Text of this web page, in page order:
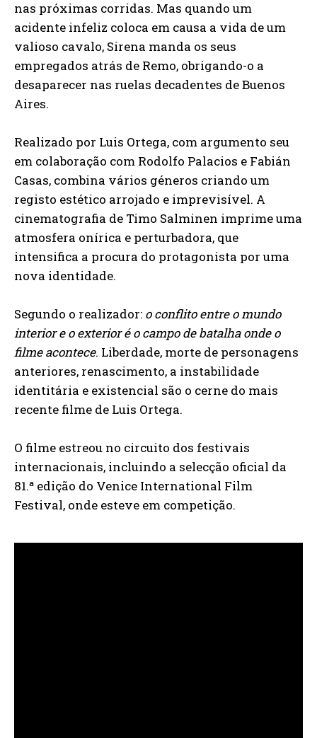
nas próximas corridas. Mas quando um
acidente infeliz coloca em causa a vida de um
valioso cavalo, Sirena manda os seus
empregados atrás de Remo, obrigando-o a
desaparecer nas ruelas decadentes de Buenos
Aires.
Realizado por Luis Ortega, com argumento seu
em colaboração com Rodolfo Palacios e Fabián
Casas, combina vários géneros criando um
registo estético arrojado e imprevisível. A
cinematografia de Timo Salminen imprime uma
atmosfera onírica e perturbadora, que
intensifica a procura do protagonista por uma
nova identidade.
Segundo o realizador: o conflito entre o mundo
interior e o exterior é o campo de batalha onde o
filme acontece. Liberdade, morte de personagens
anteriores, renascimento, a instabilidade
identitária e existencial são o cerne do mais
recente filme de Luis Ortega.
O filme estreou no circuito dos festivais
internacionais, incluindo a selecção oficial da
81.ª edição do Venice International Film
Festival, onde esteve em competição.